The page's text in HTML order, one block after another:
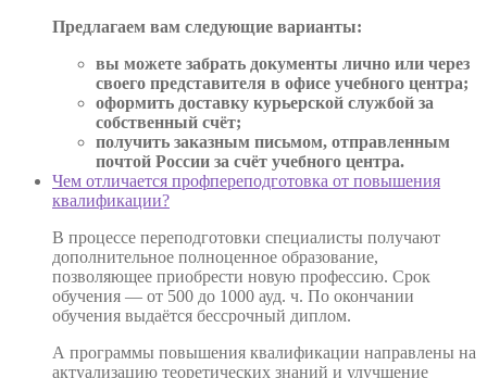
Предлагаем вам следующие варианты:
вы можете забрать документы лично или через
своего представителя в офисе учебного центра;
оформить доставку курьерской службой за
собственный счёт;
получить заказным письмом, отправленным
почтой России за счёт учебного центра.
Чем отличается профпереподготовка от повышения
квалификации?
В процессе переподготовки специалисты получают
дополнительное полноценное образование,
позволяющее приобрести новую профессию. Срок
обучения — от 500 до 1000 ауд. ч. По окончании
обучения выдаётся бессрочный диплом.
А программы повышения квалификации направлены на
актуализацию теоретических знаний и улучшение